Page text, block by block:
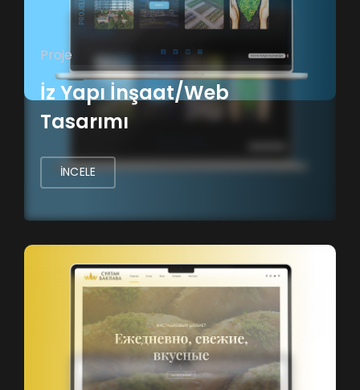
Proje
İz Yapı İnşaat/Web
Tasarımı
İNCELE